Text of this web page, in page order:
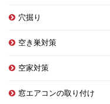
穴掘り
空き巣対策
空家対策
窓エアコンの取り付け